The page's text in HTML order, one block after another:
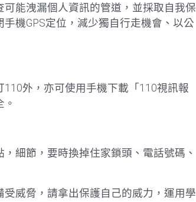
能洩漏個人資訊的管道，並採取自我保
機GPS定位，減少獨自行走機會、以公
外，亦可使用手機下載「110視訊報
細節，要時換掉住家鎖頭、電話號碼、
威脅，請拿出保護自己的威力，運用學